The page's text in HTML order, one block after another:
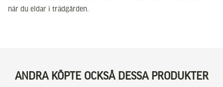
när du eldar i trädgården.
ANDRA KÖPTE OCKSÅ DESSA PRODUKTER